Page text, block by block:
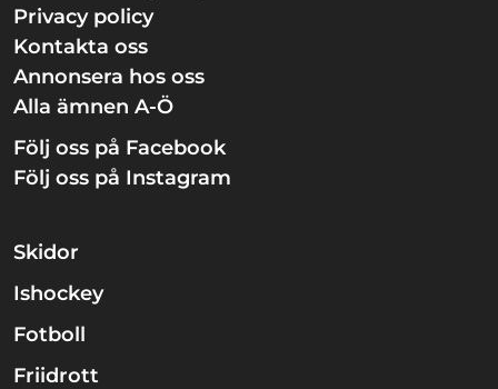
Privacy policy
Kontakta oss
Annonsera hos oss
Alla ämnen A-Ö
Följ oss på Facebook
Följ oss på Instagram
Skidor
Ishockey
Fotboll
Friidrott